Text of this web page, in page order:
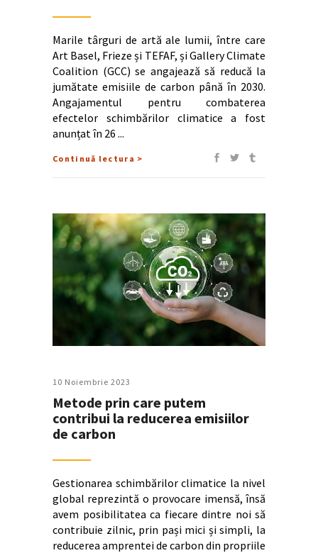
Marile târguri de artă ale lumii, între care
Art Basel, Frieze și TEFAF, și Gallery Climate
Coalition (GCC) se angajează să reducă la
jumătate emisiile de carbon până în 2030.
Angajamentul pentru combaterea
efectelor schimbărilor climatice a fost
anunțat în 26
Continuă lectura >
10 Noiembrie 2023
Metode prin care putem
contribui la reducerea emisiilor
de carbon
Gestionarea schimbărilor climatice la nivel
global reprezintă o provocare imensă, însă
avem posibilitatea ca fiecare dintre noi să
contribuie zilnic, prin pași mici și simpli, la
reducerea amprentei de carbon din propriile